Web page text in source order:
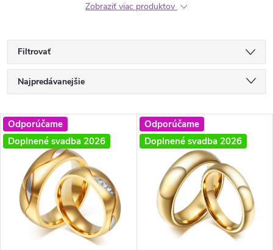
Zobraziť viac produktov
Filtrovať
R
a
d
n
Najpredávanejšie
Najdrahšie
Abecedne
V
ý
p
Odporúčame
Doplnené svadba 2026
Odporúčame
Doplnené svadba 2026